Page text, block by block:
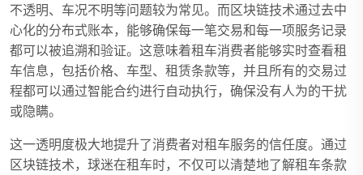
不透明、车况不明等问题较为常见。而区块链技术通过去中
心化的分布式账本，能够确保每一笔交易和每一项服务记录
都可以被追溯和验证。这意味着租车消费者能够实时查看租
车信息，包括价格、车型、租赁条款等，并且所有的交易过
程都可以通过智能合约进行自动执行，确保没有人为的干扰
或隐瞒。
这一透明度极大地提升了消费者对租车服务的信任度。通过
区块链技术，球迷在租车时，不仅可以清楚地了解租车条款